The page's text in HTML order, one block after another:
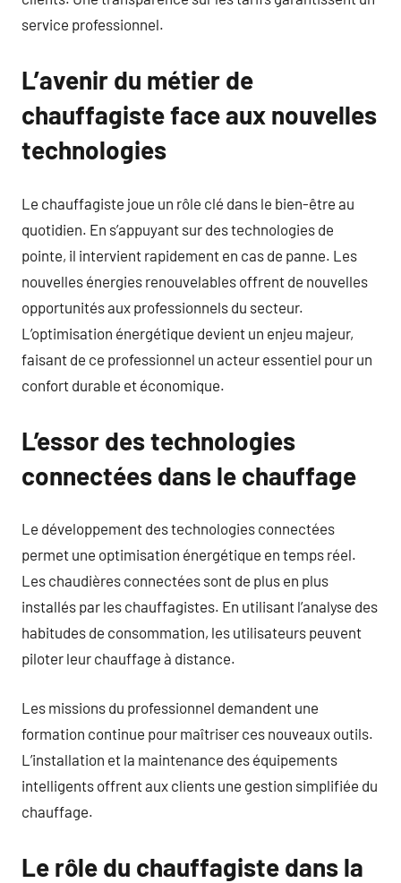
service professionnel.
L’avenir du métier de
chauffagiste face aux nouvelles
technologies
Le chauffagiste joue un rôle clé dans le bien-être au
quotidien. En s’appuyant sur des technologies de
pointe, il intervient rapidement en cas de panne. Les
nouvelles énergies renouvelables offrent de nouvelles
opportunités aux professionnels du secteur.
L’optimisation énergétique devient un enjeu majeur,
faisant de ce professionnel un acteur essentiel pour un
confort durable et économique.
L’essor des technologies
connectées dans le chauffage
Le développement des technologies connectées
permet une optimisation énergétique en temps réel.
Les chaudières connectées sont de plus en plus
installés par les chauffagistes. En utilisant l’analyse des
habitudes de consommation, les utilisateurs peuvent
piloter leur chauffage à distance.
Les missions du professionnel demandent une
formation continue pour maîtriser ces nouveaux outils.
L’installation et la maintenance des équipements
intelligents offrent aux clients une gestion simplifiée du
chauffage.
Le rôle du chauffagiste dans la